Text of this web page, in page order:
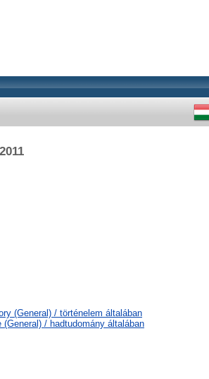
(General) / történelem általában
/ hadtudomány általában